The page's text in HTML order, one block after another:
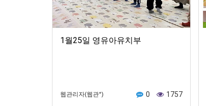
1월25일 영유아유치부
웹관리자(웹관*) 0 1757